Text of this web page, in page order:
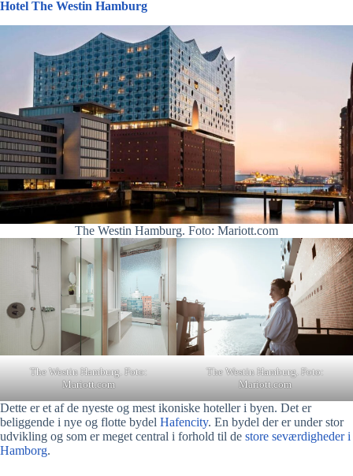
Hotel The Westin Hamburg
The Westin Hamburg. Foto: Mariott.com
The Westin Hamburg. Foto:
Mariott.com
The Westin Hamburg. Foto:
Mariott.com
Dette er et af de nyeste og mest ikoniske hoteller i byen. Det er
beliggende i nye og flotte bydel Hafencity. En bydel der er under stor
udvikling og som er meget central i forhold til de store seværdigheder i
Hamborg.